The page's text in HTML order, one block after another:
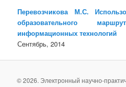
Перевозчикова М.С.
образовательного
информационных технологий
Сентябрь, 2014
© 2026. Электронный научно-